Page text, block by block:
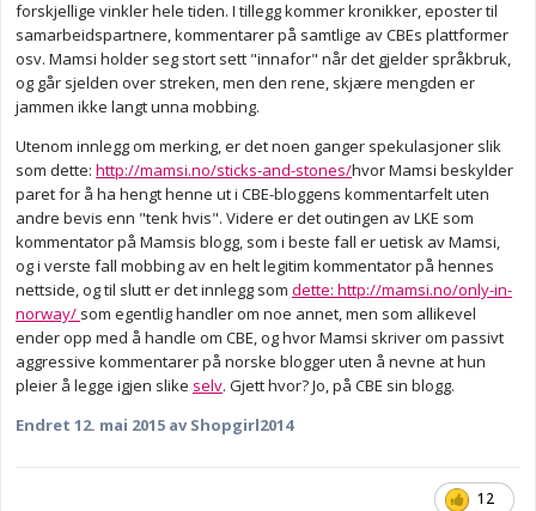
forskjellige vinkler hele tiden. I tillegg kommer kronikker, eposter til
samarbeidspartnere, kommentarer på samtlige av CBEs plattformer
osv. Mamsi holder seg stort sett "innafor" når det gjelder språkbruk,
og går sjelden over streken, men den rene, skjære mengden er
jammen ikke langt unna mobbing.
Utenom innlegg om merking, er det noen ganger spekulasjoner slik
som dette: http://mamsi.no/sticks-and-stones/hvor Mamsi beskylder
paret for å ha hengt henne ut i CBE-bloggens kommentarfelt uten
andre bevis enn "tenk hvis". Videre er det outingen av LKE som
kommentator på Mamsis blogg, som i beste fall er uetisk av Mamsi,
og i verste fall mobbing av en helt legitim kommentator på hennes
nettside, og til slutt er det innlegg som dette: http://mamsi.no/only-in-
norway/ som egentlig handler om noe annet, men som allikevel
ender opp med å handle om CBE, og hvor Mamsi skriver om passivt
aggressive kommentarer på norske blogger uten å nevne at hun
pleier å legge igjen slike selv. Gjett hvor? Jo, på CBE sin blogg.
Endret 12. mai 2015 av Shopgirl2014
12